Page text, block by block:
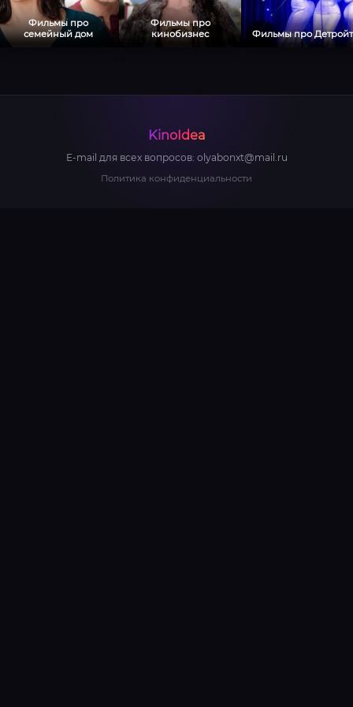
Фильмы про
семейный дом
Фильмы про
кинобизнес
Фильмы про Детройт
KinoIdea
E-mail для всех вопросов: olyabonxt@mail.ru
Политика конфиденциальности